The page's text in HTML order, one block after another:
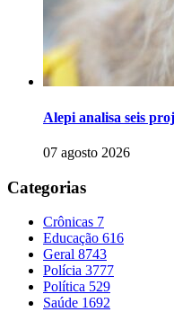
Alepi analisa seis
07 agosto 2026
Categorias
Crônicas 7
Educação 616
Geral 8743
Polícia 3777
Política 529
Saúde 1692